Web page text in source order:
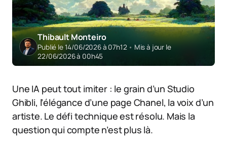
Thibault Monteiro
Publié le 14/06/2026 à 07h12 • Mis à jour le
22/06/2026 à 00h45
Une IA peut tout imiter : le grain d’un Studio
Ghibli, l’élégance d’une page Chanel, la voix d’un
artiste. Le défi technique est résolu. Mais la
question qui compte n’est plus là.